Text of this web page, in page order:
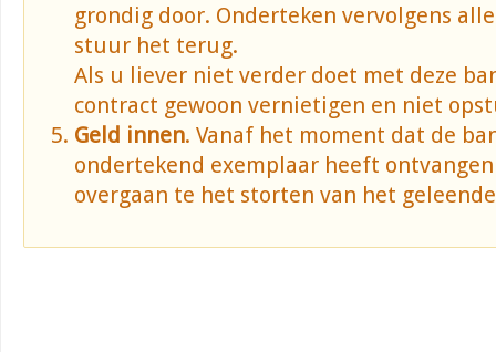
grondig door. Onderteken vervolgens
stuur het terug.
Als u liever niet verder doet met deze
contract gewoon vernietigen en niet
Geld innen. Vanaf het moment dat de
ondertekend exemplaar heeft
overgaan te het storten van het